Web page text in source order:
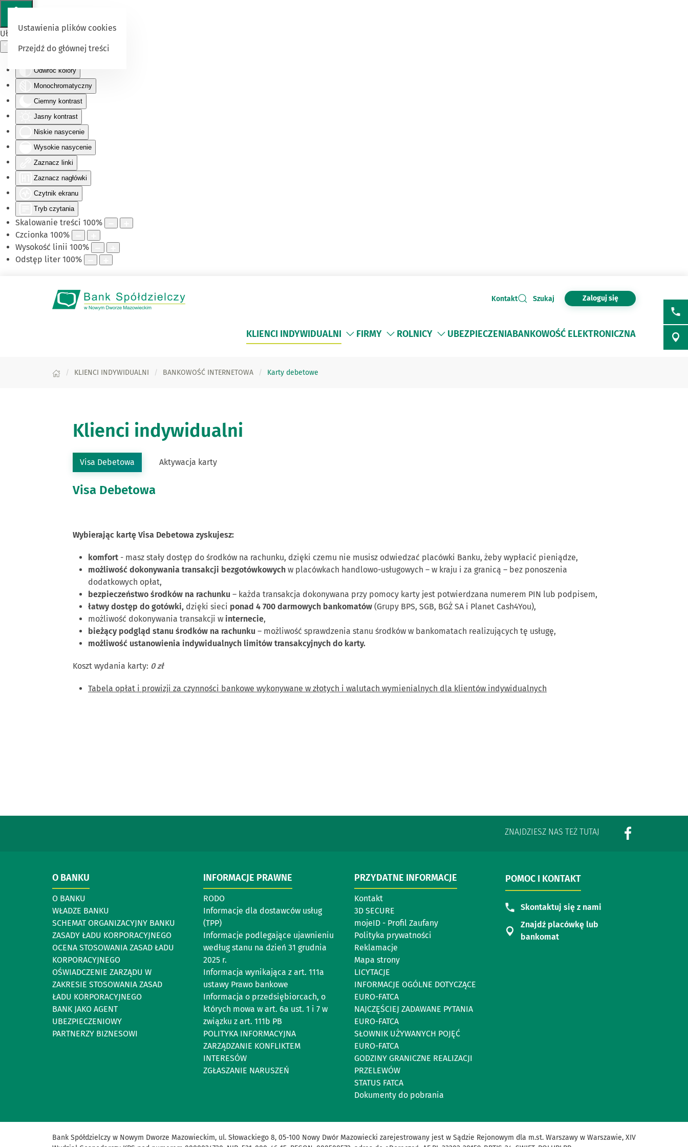
Ułatwienia dostępu
Odwróć kolory
Monochromatyczny
Ciemny kontrast
Jasny kontrast
Niskie nasycenie
Wysokie nasycenie
Zaznacz linki
Zaznacz nagłówki
Czytnik ekranu
Tryb czytania
Skalowanie treści 100%
Czcionka 100%
Wysokość linii 100%
Odstęp liter 100%
Ustawienia plików cookies
Przejdź do głównej treści
Kontakt Szukaj Zaloguj się
KLIENCI INDYWIDUALNI FIRMY ROLNICY UBEZPIECZENIABANKOWOŚĆ ELEKTRONICZNA
KLIENCI INDYWIDUALNI BANKOWOŚĆ INTERNETOWA Karty debetowe
Klienci indywidualni
Visa Debetowa Aktywacja karty
Visa Debetowa
Wybierając kartę Visa Debetowa zyskujesz:
komfort - masz stały dostęp do środków na rachunku, dzięki czemu nie musisz odwiedzać placówki Banku, żeby wypłacić pieniądze,
możliwość dokonywania transakcji bezgotówkowych w placówkach handlowo-usługowych – w kraju i za granicą – bez ponoszenia
dodatkowych opłat,
bezpieczeństwo środków na rachunku – każda transakcja dokonywana przy pomocy karty jest potwierdzana numerem PIN lub podpisem,
łatwy dostęp do gotówki, dzięki sieci ponad 4 700 darmowych bankomatów (Grupy BPS, SGB, BGŻ SA i Planet Cash4You),
możliwość dokonywania transakcji w internecie,
bieżący podgląd stanu środków na rachunku – możliwość sprawdzenia stanu środków w bankomatach realizujących tę usługę,
możliwość ustanowienia indywidualnych limitów transakcyjnych do karty.
Koszt wydania karty: 0 zł
Tabela opłat i prowizji za czynności bankowe wykonywane w złotych i walutach wymienialnych dla klientów indywidualnych
ZNAJDZIESZ NAS TEŻ TUTAJ
O BANKU
O BANKU
WŁADZE BANKU
SCHEMAT ORGANIZACYJNY BANKU
ZASADY ŁADU KORPORACYJNEGO
OCENA STOSOWANIA ZASAD ŁADU
KORPORACYJNEGO
OŚWIADCZENIE ZARZĄDU W
ZAKRESIE STOSOWANIA ZASAD
ŁADU KORPORACYJNEGO
BANK JAKO AGENT
UBEZPIECZENIOWY
PARTNERZY BIZNESOWI
INFORMACJE PRAWNE
RODO
Informacje dla dostawców usług
(TPP)
Informacje podlegające ujawnieniu
według stanu na dzień 31 grudnia
2025 r.
Informacja wynikająca z art. 111a
ustawy Prawo bankowe
Informacja o przedsiębiorcach, o
których mowa w art. 6a ust. 1 i 7 w
związku z art. 111b PB
POLITYKA INFORMACYJNA
ZARZĄDZANIE KONFLIKTEM
INTERESÓW
ZGŁASZANIE NARUSZEŃ
PRZYDATNE INFORMACJE
Kontakt
3D SECURE
mojeID - Profil Zaufany
Polityka prywatności
Reklamacje
Mapa strony
LICYTACJE
INFORMACJE OGÓLNE DOTYCZĄCE
EURO-FATCA
NAJCZĘŚCIEJ ZADAWANE PYTANIA
EURO-FATCA
SŁOWNIK UŻYWANYCH POJĘĆ
EURO-FATCA
GODZINY GRANICZNE REALIZACJI
PRZELEWÓW
STATUS FATCA
Dokumenty do pobrania
POMOC I KONTAKT
Skontaktuj się z nami
Znajdź placówkę lub
bankomat
Bank Spółdzielczy w Nowym Dworze Mazowieckim, ul. Słowackiego 8, 05-100 Nowy Dwór Mazowiecki zarejestrowany jest w Sądzie Rejonowym dla m.st. Warszawy w Warszawie, XIV